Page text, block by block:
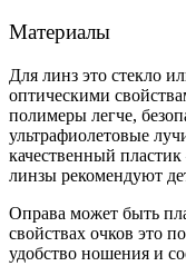
Материалы
Для линз это стекло
оптическими
полимеры легче,
ультрафиолетовые
качественный
линзы рекомендуют
Оправа может быть
свойствах очков это
удобство ношения и